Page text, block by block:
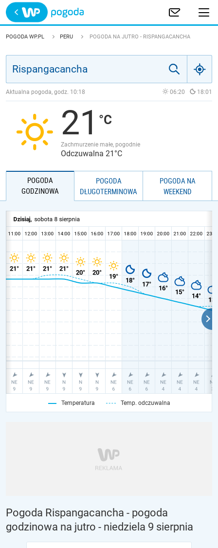
Trwa ładowanie
POLSKA
JAKOŚĆ POWIETRZA
POGODA WP.PL PERU POGODA NA JUTRO - RISPANGACANCHA
Aktualna pogoda, godz. 10:18 06:20 18:01
21
Zachmurzenie małe, pogodnie
Odczuwalna 21°C
POGODA
GODZINOWA
POGODA
DŁUGOTERMINOWA
POGODA NA
WEEKEND
Temperatura Temp. odczuwalna
Pogoda Rispangacancha - pogoda
godzinowa na jutro - niedziela 9 sierpnia